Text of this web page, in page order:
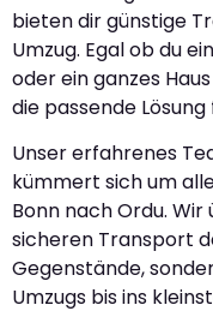
bieten dir günstige
Umzug. Egal ob du
oder ein ganzes
die passende Lösung
Unser erfahrenes
kümmert sich um
Bonn nach Ordu.
sicheren Transport
Gegenstände,
Umzugs bis ins